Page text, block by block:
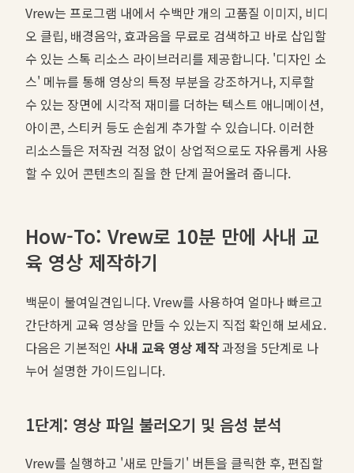
Vrew는 프로그램 내에서 수백만 개의 고품질 이미지, 비디
오 클립, 배경음악, 효과음을 무료로 검색하고 바로 삽입할
수 있는 스톡 리소스 라이브러리를 제공합니다. '디자인 소
스' 메뉴를 통해 영상의 특정 부분을 강조하거나, 지루할
수 있는 장면에 시각적 재미를 더하는 텍스트 애니메이션,
아이콘, 스티커 등도 손쉽게 추가할 수 있습니다. 이러한
리소스들은 저작권 걱정 없이 상업적으로도 자유롭게 사용
할 수 있어 콘텐츠의 질을 한 단계 끌어올려 줍니다.
How-To: Vrew로 10분 만에 사내 교
육 영상 제작하기
백문이 불여일견입니다. Vrew를 사용하여 얼마나 빠르고
간단하게 교육 영상을 만들 수 있는지 직접 확인해 보세요.
다음은 기본적인 사내 교육 영상 제작과정을 5단계로 나
누어 설명한 가이드입니다.
1단계: 영상 파일 불러오기 및 음성 분석
Vrew를 실행하고 '새로 만들기' 버튼을 클릭한 후, 편집할